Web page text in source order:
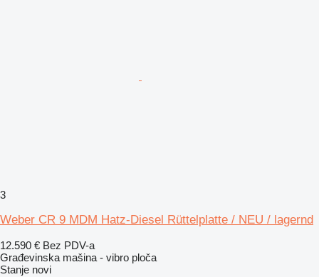
3
Weber CR 9 MDM Hatz-Diesel Rüttelplatte / NEU / lagernd
12.590 € Bez PDV-a
Građevinska mašina - vibro ploča
Stanje novi